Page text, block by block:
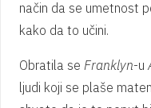
način da se umetnost
kako da to učini.
Obratila se Franklyn-u
ljudi koji se plaše